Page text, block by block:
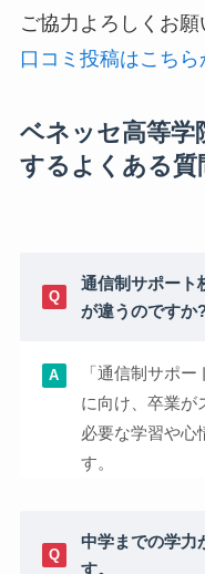
ご協力よろしくお願
口コミ投稿はこちら
ベネッセ高等
するよくある質
通信制サポート
が違うのですか
「通信制サポ
に向け、卒業が
必要な学習や心
す。
中学までの学力
す。